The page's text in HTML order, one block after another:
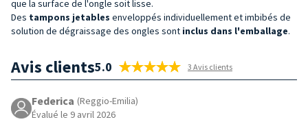
que la surface de l'ongle soit lisse.
Des tampons jetables enveloppés individuellement et imbibés de
solution de dégraissage des ongles sont inclus dans l'emballage.
Avis clients5.0 3 Avis clients
Federica (Reggio-Emilia)
Évalué le 9 avril 2026